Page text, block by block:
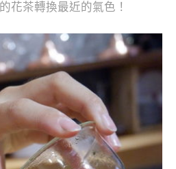
花茶轉換最近的氣色！